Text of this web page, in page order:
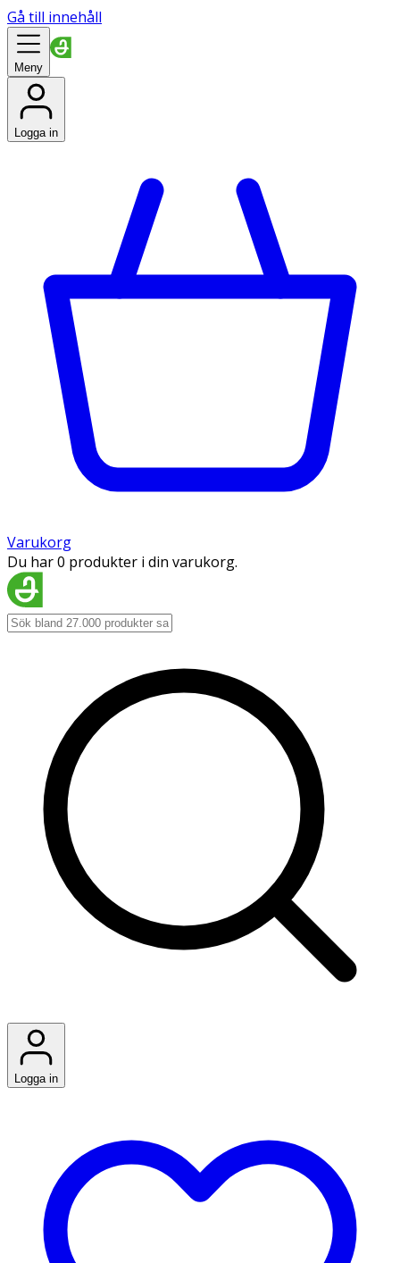
Gå till innehåll
Meny
Logga in
Varukorg
Du har 0 produkter i din varukorg.
Logga in